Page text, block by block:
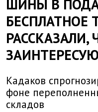
ШИНЫ В
БЕСПЛАТНОЕ
РАССКАЗАЛИ,
Кадаков
фоне
складов